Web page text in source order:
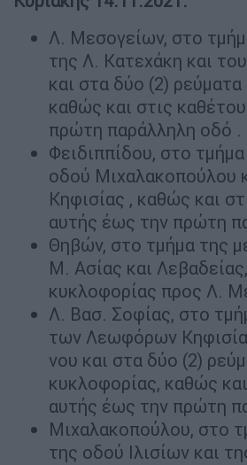
Λ. Μεσογείων, στο
της Λ. Κατεχάκη και
και στα δύο (2)
καθώς και στις
πρώτη παράλληλη οδό .
Φειδιππίδου, στο
οδού Μιχαλακοπούλου
Κηφισίας , καθώς και
αυτής έως την πρώτη
Θηβών, στο τμήμα της
Μ. Ασίας και
κυκλοφορίας προς Λ.
Λ. Βασ. Σοφίας, στο
των Λεωφόρων
νου και στα δύο (2)
κυκλοφορίας, καθώς
αυτής έως την πρώτη
Μιχαλακοπούλου, στο
της οδού Ιλισίων και